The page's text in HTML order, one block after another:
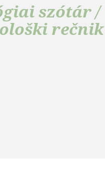
szótár /
rečnik